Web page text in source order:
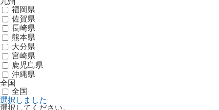
福岡県
佐賀県
長崎県
熊本県
大分県
宮崎県
鹿児島県
沖縄県
全国
全国
選択しました
選択してください。